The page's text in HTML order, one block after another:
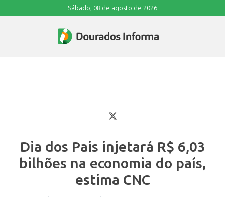
Sábado, 08 de agosto de 2026
Dia dos Pais injetará R$ 6,03
bilhões na economia do país,
estima CNC